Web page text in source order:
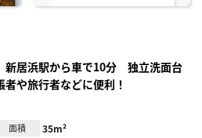
新居浜駅から車で10分 独立洗面台
や旅行者などに便利！
面積 35m²